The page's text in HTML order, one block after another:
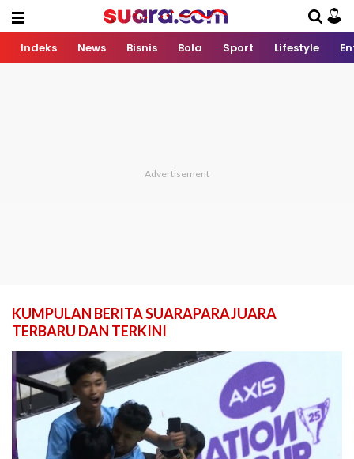
Indeks News Bisnis Bola Sport Lifestyle
KUMPULAN BERITA SUARAPARAJUARA
TERBARU DAN TERKINI